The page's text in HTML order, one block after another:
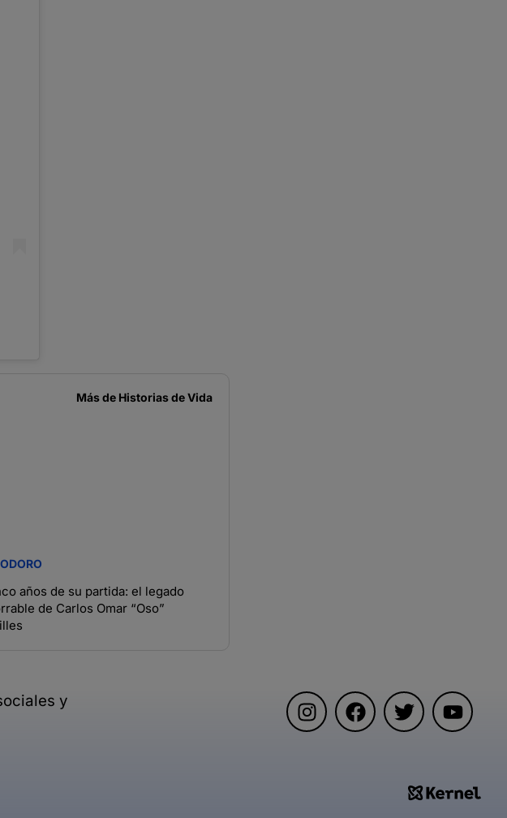
Más de Historias de Vida
años de su partida: el legado
de Carlos Omar “Oso”
y